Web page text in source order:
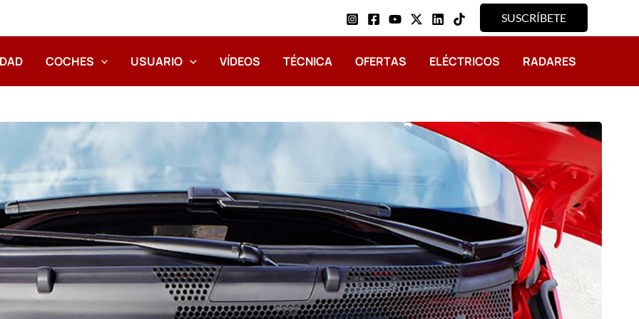
SUSCRÍBETE
COCHES USUARIO VÍDEOS TÉCNICA OFERTAS ELÉCTRICOS RADARES